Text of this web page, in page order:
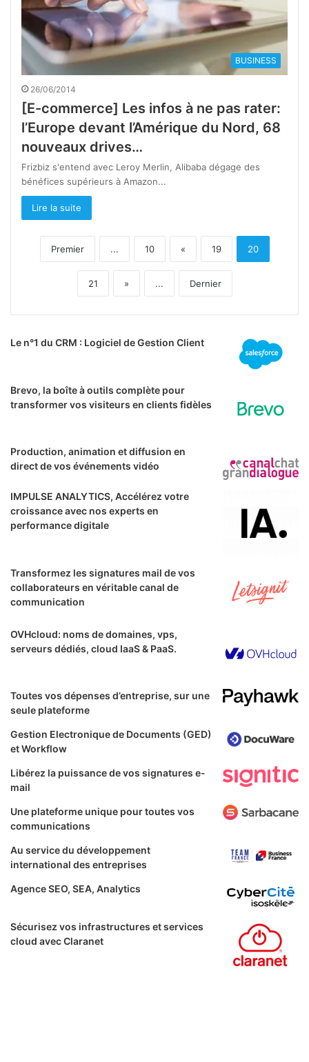
BUSINESS
26/06/2014
[E-commerce] Les infos à ne pas rater:
l’Europe devant l’Amérique du Nord, 68
nouveaux drives…
Frizbiz s'entend avec Leroy Merlin, Alibaba dégage des
bénéfices supérieurs à Amazon...
Lire la suite
Premier ... 10 « 19 20
21 » ... Dernier
Le n°1 du CRM : Logiciel de Gestion Client
Brevo, la boîte à outils complète pour
transformer vos visiteurs en clients fidèles
Production, animation et diffusion en
direct de vos événements vidéo
IMPULSE ANALYTICS, Accélérez votre
croissance avec nos experts en
performance digitale
Transformez les signatures mail de vos
collaborateurs en véritable canal de
communication
OVHcloud: noms de domaines, vps,
serveurs dédiés, cloud IaaS & PaaS.
Toutes vos dépenses d’entreprise, sur une
seule plateforme
Gestion Electronique de Documents (GED)
et Workflow
Libérez la puissance de vos signatures e-
mail
Une plateforme unique pour toutes vos
communications
Au service du développement
international des entreprises
Agence SEO, SEA, Analytics
Sécurisez vos infrastructures et services
cloud avec Claranet